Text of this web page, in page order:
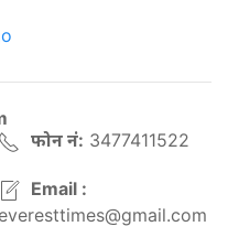
फोन नं: 3477411522
Email :
everesttimes@gmail.com